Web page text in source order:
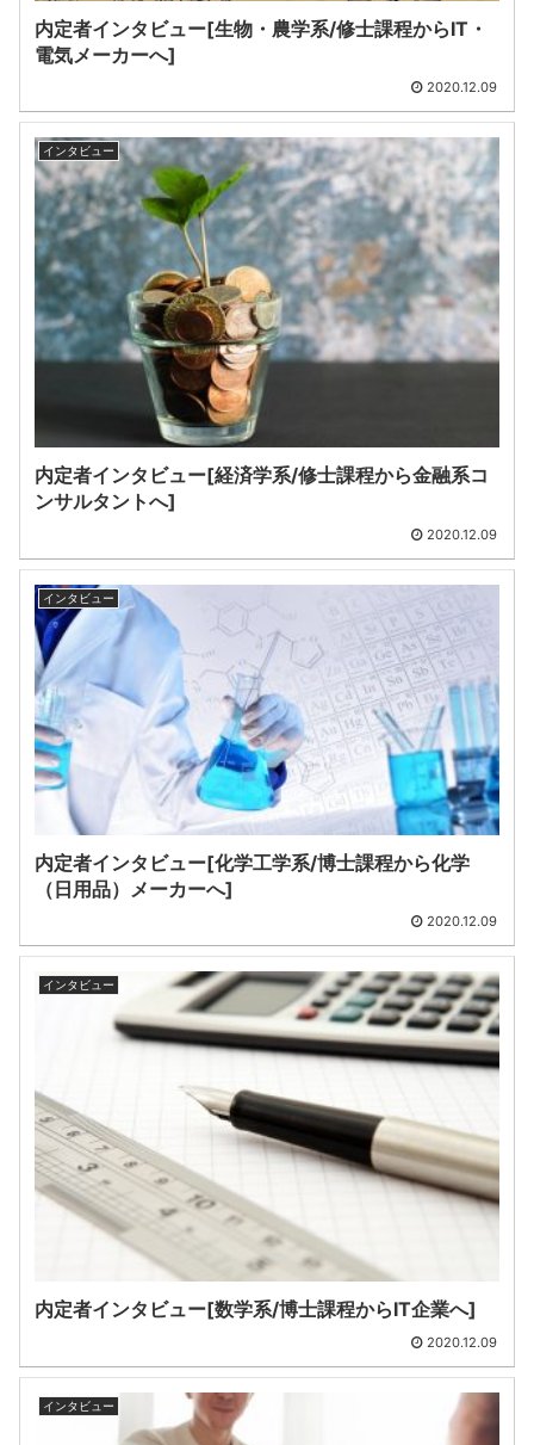
内定者インタビュー[生物・農学系/修士課程からIT・
電気メーカーへ]
2020.12.09
インタビュー
内定者インタビュー[経済学系/修士課程から金融系コ
ンサルタントへ]
2020.12.09
インタビュー
内定者インタビュー[化学工学系/博士課程から化学
（日用品）メーカーへ]
2020.12.09
インタビュー
内定者インタビュー[数学系/博士課程からIT企業へ]
2020.12.09
インタビュー